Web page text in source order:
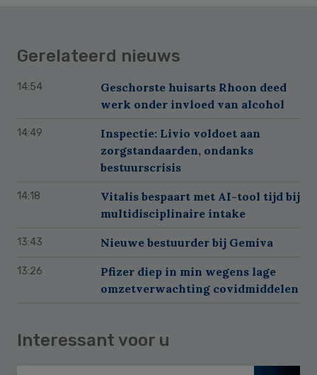
Gerelateerd nieuws
14:54
Geschorste huisarts Rhoon deed
werk onder invloed van alcohol
14:49
Inspectie: Livio voldoet aan
zorgstandaarden, ondanks
bestuurscrisis
14:18
Vitalis bespaart met AI-tool tijd bij
multidisciplinaire intake
13:43 Nieuwe bestuurder bij Gemiva
13:26
Pfizer diep in min wegens lage
omzetverwachting covidmiddelen
Interessant voor u